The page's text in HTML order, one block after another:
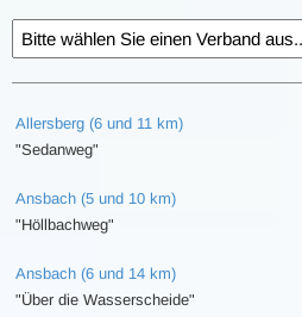
Allersberg (6 und 11 km)
"Sedanweg"
Ansbach (5 und 10 km)
"Höllbachweg"
Ansbach (6 und 14 km)
"Über die Wasserscheide"